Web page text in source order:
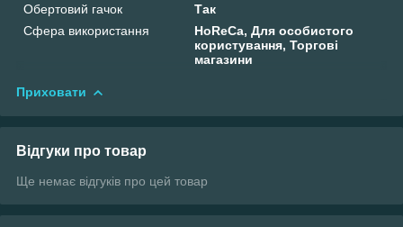
Обертовий гачок
Так
Сфера використання
HoReCa, Для особистого
користування, Торгові
магазини
Приховати
Відгуки про товар
Ще немає відгуків про цей товар